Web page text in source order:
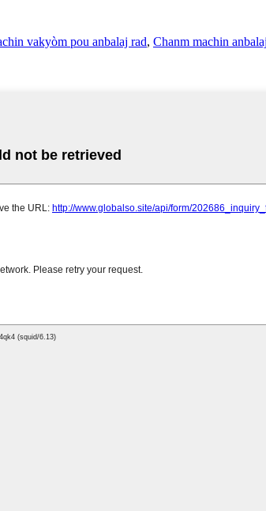
vakyòm pou anbalaj rad, Chanm machin